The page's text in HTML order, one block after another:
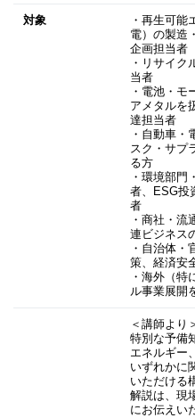
対象
・再生可能
電）の製造
企画担当者
・リサイク
当者
・電池・モ
アメタルを
達担当者
・自動車・
スク・サプ
る方
・環境部門
者、ESG投
者
・商社・流
連ビジネス
・自治体・
策、経済安
・海外（特
ル事業展開
＜講師より
特別な予備
エネルギー
いずれかに
いただける
解説は、現
にお伝えい